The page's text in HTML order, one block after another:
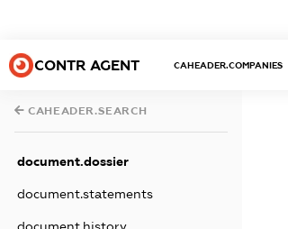
CONTR AGENT CAHEADER.COMPANIES
CAHEADER.SEARCH
document.dossier
document.statements